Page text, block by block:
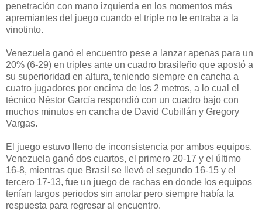
penetración con mano izquierda en los momentos más
apremiantes del juego cuando el triple no le entraba a la
vinotinto.
Venezuela ganó el encuentro pese a lanzar apenas para un
20% (6-29) en triples ante un cuadro brasileño que apostó a
su superioridad en altura, teniendo siempre en cancha a
cuatro jugadores por encima de los 2 metros, a lo cual el
técnico Néstor García respondió con un cuadro bajo con
muchos minutos en cancha de David Cubillán y Gregory
Vargas.
El juego estuvo lleno de inconsistencia por ambos equipos,
Venezuela ganó dos cuartos, el primero 20-17 y el último
16-8, mientras que Brasil se llevó el segundo 16-15 y el
tercero 17-13, fue un juego de rachas en donde los equipos
tenían largos periodos sin anotar pero siempre había la
respuesta para regresar al encuentro.